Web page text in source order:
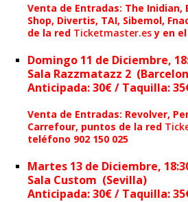
Venta de Entradas: The Inidian,
Shop, Divertis, TAI, Sibemol,
de la red Ticketmaster.esy en
Domingo 11 de Diciembre,
Sala Razzmatazz 2
Anticipada: 30€ / Taquilla:
Venta de Entradas: Revolver,
Carrefour, puntos de la red
teléfono 902 150 025
Martes 13 de Diciembre,
Sala Custom (Sevilla)
Anticipada: 30€ / Taquilla: